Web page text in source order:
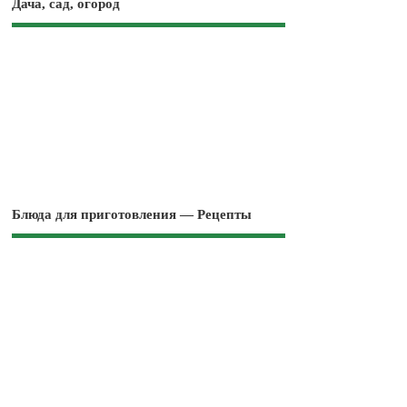
Дача, сад, огород
Блюда для приготовления — Рецепты